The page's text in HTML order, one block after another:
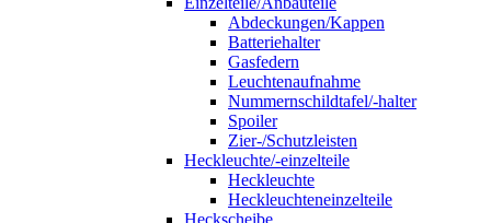
Abdeckungen/Kappen
Batteriehalter
Gasfedern
Leuchtenaufnahme
Nummernschildtafel/-halter
Spoiler
Zier-/Schutzleisten
Heckleuchte/-einzelteile
Heckleuchte
Heckleuchteneinzelteile
Heckscheibe